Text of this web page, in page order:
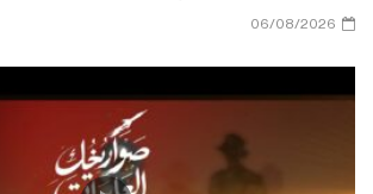
06/08/2026